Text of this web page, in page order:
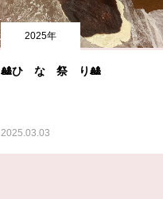
2025年
🎎ひ な 祭 り🎎
2025.03.03